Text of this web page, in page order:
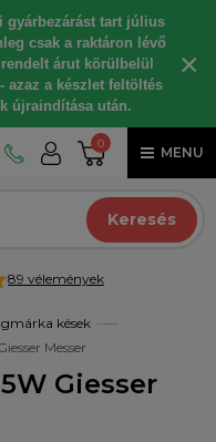
gyárbezárást tart július
csak a raktáron lévő
árut körülbelül
azaz a készlet feltöltés
újraindítása után.
×
0
MENU
Keresés
89 vélemények
kések
Messer
Giesser